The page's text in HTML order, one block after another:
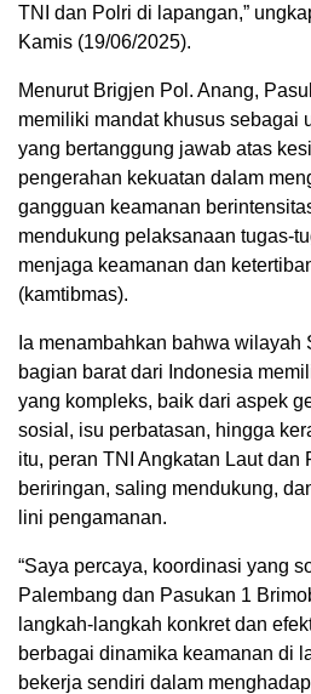
TNI dan Polri di lapangan,”
Kamis (19/06/2025).
Menurut Brigjen Pol. Anang,
memiliki mandat khusus sebagai
yang bertanggung jawab atas
pengerahan kekuatan dalam
gangguan keamanan
mendukung pelaksanaan tugas-
menjaga keamanan dan
(kamtibmas).
Ia menambahkan bahwa wilayah
bagian barat dari Indonesia
yang kompleks, baik dari aspek
sosial, isu perbatasan, hingga
itu, peran TNI Angkatan Laut dan
beriringan, saling mendukung,
lini pengamanan.
“Saya percaya, koordinasi yang
Palembang dan Pasukan 1
langkah-langkah konkret dan
berbagai dinamika keamanan di
bekerja sendiri dalam